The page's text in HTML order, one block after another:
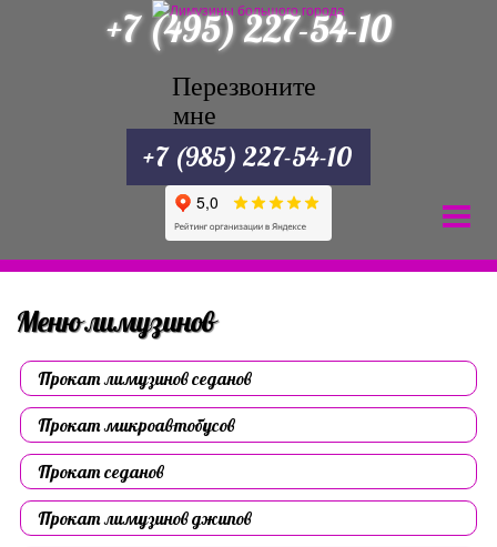
+7 (495) 227-54-10
Перезвоните
мне
+7 (985) 227-54-10
Меню лимузинов
Прокат лимузинов седанов
Прокат микроавтобусов
Прокат седанов
Прокат лимузинов джипов